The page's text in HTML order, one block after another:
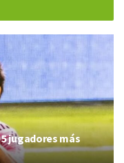
5 jugadores más